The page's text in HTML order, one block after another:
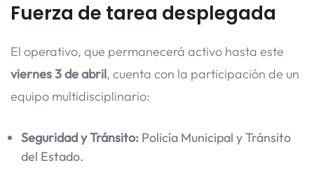
Fuerza de tarea desplegada
El operativo, que permanecerá activo hasta este
viernes 3 de abril, cuenta con la participación de un
equipo multidisciplinario:
Seguridad y Tránsito: Policía Municipal y Tránsito
del Estado.